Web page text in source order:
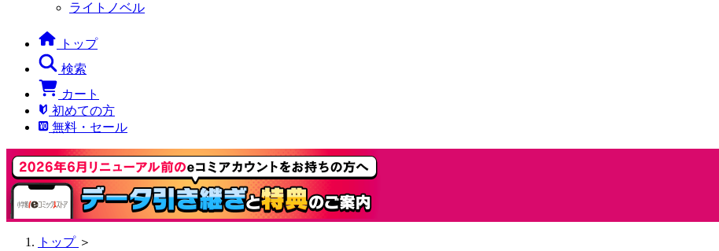
ライトノベル
トップ
検索
カート
初めての方
無料・セール
トップ ＞